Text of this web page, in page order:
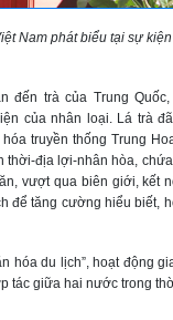
Nam phát biểu tại sự
đến trà của Trung
của nhân loại. Lá trà
truyền thống Trung
thời-địa lợi-nhân hòa,
vượt qua biên giới, kết
để tăng cường hiểu biết,
hóa du lịch”, hoạt động
tác giữa hai nước trong